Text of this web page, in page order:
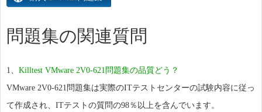
問題集の関連質問
1、 Killtest VMware 2V0-621問題集の品質どう？
VMware 2V0-621問題集は実際のITテストセンターの試験内容に従っ
て作成され、ITテストの質問の98％以上を含んでいます。